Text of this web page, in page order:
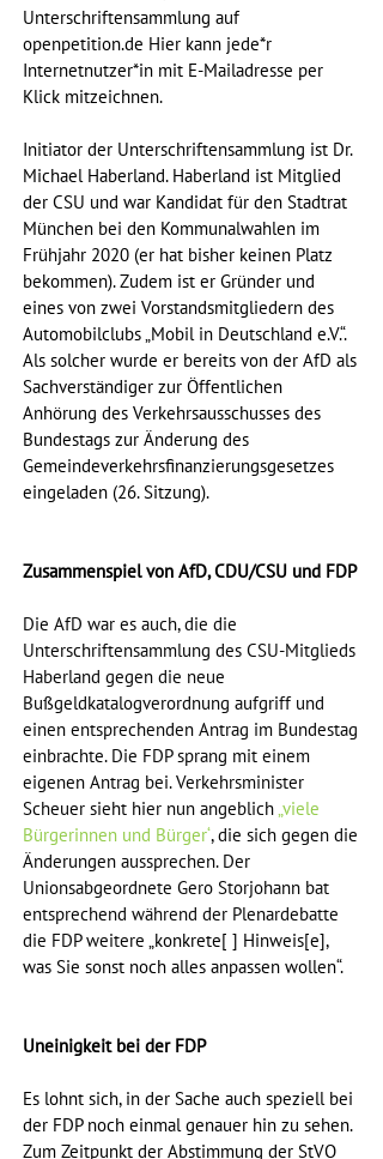
Unterschriftensammlung auf
openpetition.de Hier kann jede*r
Internetnutzer*in mit E-Mailadresse per
Klick mitzeichnen.
Initiator der Unterschriftensammlung ist Dr.
Michael Haberland. Haberland ist Mitglied
der CSU und war Kandidat für den Stadtrat
München bei den Kommunalwahlen im
Frühjahr 2020 (er hat bisher keinen Platz
bekommen). Zudem ist er Gründer und
eines von zwei Vorstandsmitgliedern des
Automobilclubs „Mobil in Deutschland e.V.“.
Als solcher wurde er bereits von der AfD als
Sachverständiger zur Öffentlichen
Anhörung des Verkehrsausschusses des
Bundestags zur Änderung des
Gemeindeverkehrsfinanzierungsgesetzes
eingeladen (26. Sitzung).
Zusammenspiel von AfD, CDU/CSU und FDP
Die AfD war es auch, die die
Unterschriftensammlung des CSU-Mitglieds
Haberland gegen die neue
Bußgeldkatalogverordnung aufgriff und
einen entsprechenden Antrag im Bundestag
einbrachte. Die FDP sprang mit einem
eigenen Antrag bei. Verkehrsminister
Scheuer sieht hier nun angeblich „viele
Bürgerinnen und Bürger“, die sich gegen die
Änderungen aussprechen. Der
Unionsabgeordnete Gero Storjohann bat
entsprechend während der Plenardebatte
die FDP weitere „konkrete[ ] Hinweis[e],
was Sie sonst noch alles anpassen wollen“.
Uneinigkeit bei der FDP
Es lohnt sich, in der Sache auch speziell bei
der FDP noch einmal genauer hin zu sehen.
Zum Zeitpunkt der Abstimmung der StVO